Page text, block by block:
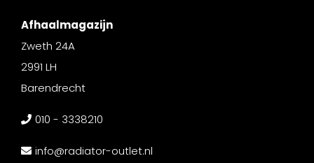
Afhaalmagazijn
Zweth 24A
2991 LH
Barendrecht
010 - 3338210
info@radiator-outlet.nl